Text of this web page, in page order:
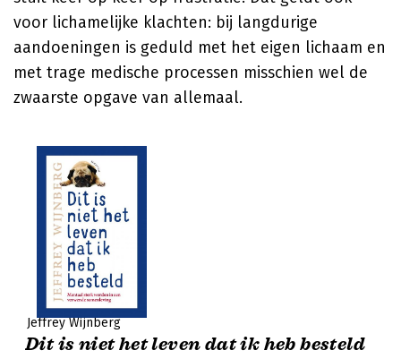
voor lichamelijke klachten: bij langdurige
aandoeningen is geduld met het eigen lichaam en
met trage medische processen misschien wel de
zwaarste opgave van allemaal.
Jeffrey Wijnberg
Dit is niet het leven dat ik heb besteld